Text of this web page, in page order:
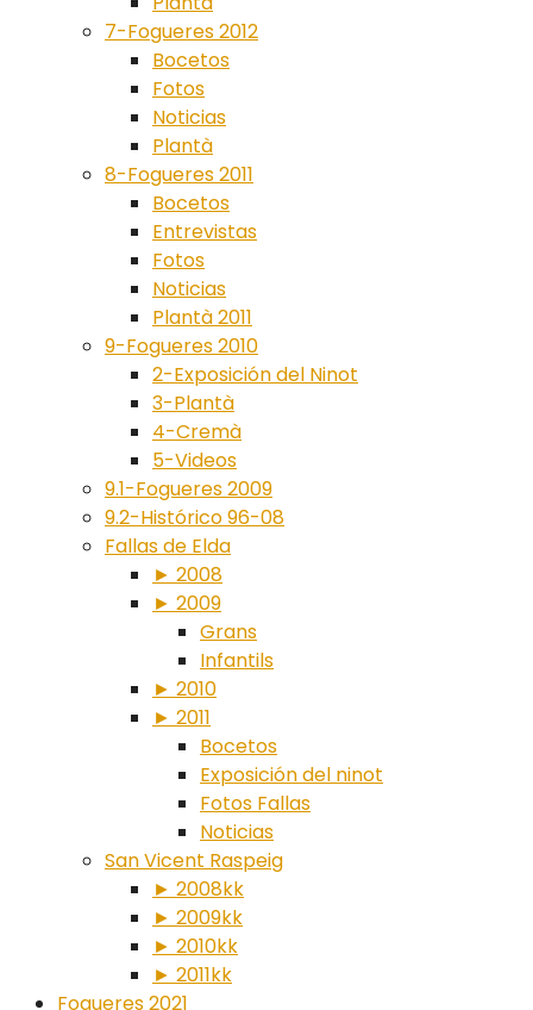
7-Fogueres 2012
Bocetos
Fotos
Noticias
Plantà
8-Fogueres 2011
Bocetos
Entrevistas
Fotos
Noticias
Plantà 2011
9-Fogueres 2010
2-Exposición del Ninot
3-Plantà
4-Cremà
5-Videos
9.1-Fogueres 2009
9.2-Histórico 96-08
Fallas de Elda
► 2008
► 2009
Grans
Infantils
► 2010
► 2011
Bocetos
Exposición del ninot
Fotos Fallas
Noticias
San Vicent Raspeig
► 2008kk
► 2009kk
► 2010kk
► 2011kk
Fogueres 2021